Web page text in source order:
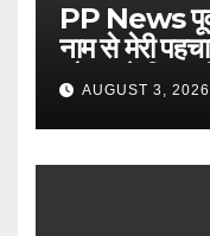
PP News
नाम से मेरी
चौपाल में दिया
AUGUST 3, 2026